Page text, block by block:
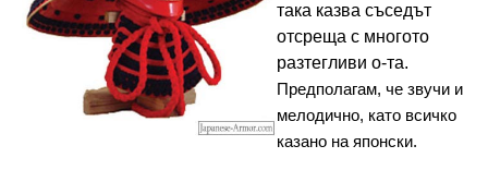
така казва съседът
отсреща с многото
разтегливи о-та.
Предполагам, че звучи и
мелодично, като всичко
казано на японски.